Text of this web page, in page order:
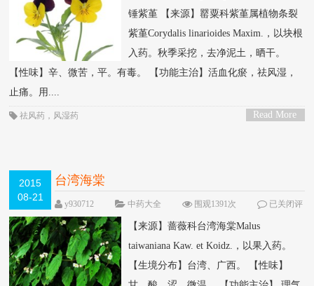
锤紫堇 【来源】罂粟科紫堇属植物条裂
紫堇Corydalis linarioides Maxim.，以块根
入药。秋季采挖，去净泥土，晒干。
【性味】辛、微苦，平。有毒。 【功能主治】活血化瘀，祛风湿，
止痛。用....
Read More
祛风药 ， 风湿药
2015
08-21
台湾海棠
y930712 中药大全 围观1391次
已关闭评
论
【来源】蔷薇科台湾海棠Malus
taiwaniana Kaw. et Koidz.，以果入药。
【生境分布】台湾、广西。 【性味】